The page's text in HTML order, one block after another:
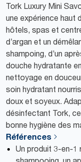
Tork Luxury Mini
une expérience haut
hôtels, spas et
d’argan et un
shampoing, d’un
douche hydratante
nettoyage en
soin hydratant
doux et soyeux.
désinfectant Tork,
bonne hygiène des
Références
Un produit 3-en-1